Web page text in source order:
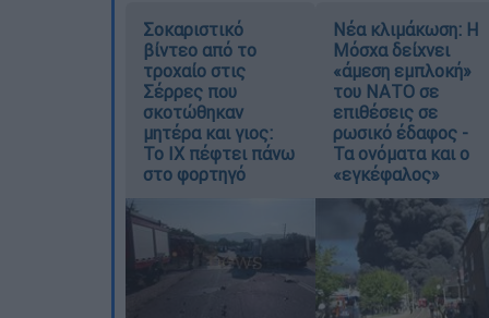
Σοκαριστικό
βίντεο από το
τροχαίο στις
Σέρρες που
σκοτώθηκαν
μητέρα και γιος:
Το ΙΧ πέφτει πάνω
στο φορτηγό
Νέα κλιμάκωση: Η
Μόσχα δείχνει
«άμεση εμπλοκή»
του ΝΑΤΟ σε
επιθέσεις σε
ρωσικό έδαφος -
Τα ονόματα και ο
«εγκέφαλος»